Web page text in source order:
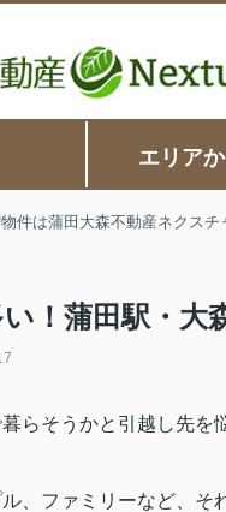
エリア
件は蒲田大森不動産ネクスチ
！蒲田駅・大
らそうかと引越し先を
、ファミリーなど、そ